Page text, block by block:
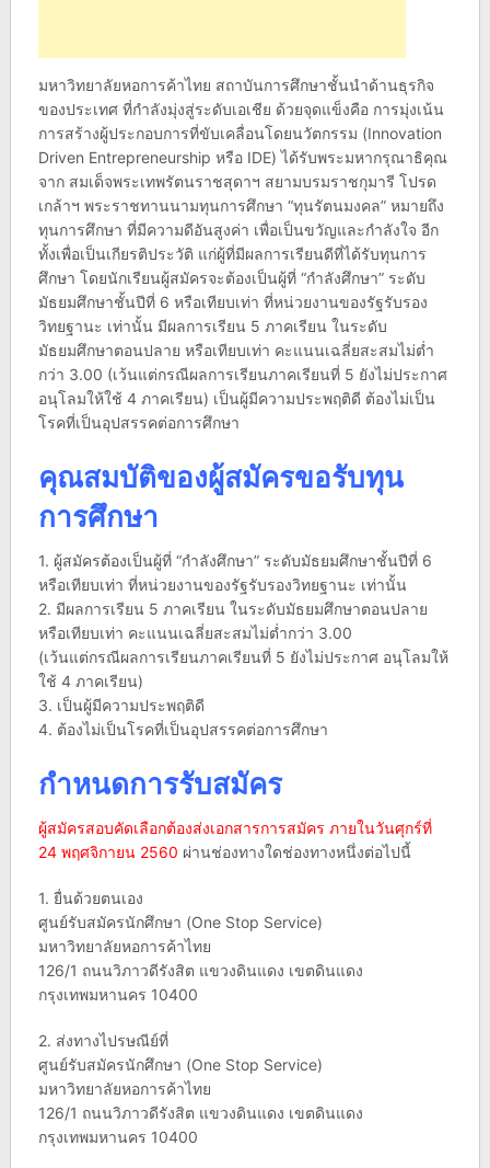
มหาวิทยาลัยหอการค้าไทย สถาบันการศึกษาชั้นนำด้านธุรกิจ
ของประเทศ ที่กำลังมุ่งสู่ระดับเอเชีย ด้วยจุดแข็งคือ การมุ่งเน้น
การสร้างผู้ประกอบการที่ขับเคลื่อนโดยนวัตกรรม (Innovation
Driven Entrepreneurship หรือ IDE) ได้รับพระมหากรุณาธิคุณ
จาก สมเด็จพระเทพรัตนราชสุดาฯ สยามบรมราชกุมารี โปรด
เกล้าฯ พระราชทานนามทุนการศึกษา “ทุนรัตนมงคล” หมายถึง
ทุนการศึกษา ที่มีความดีอันสูงค่า เพื่อเป็นขวัญและกำลังใจ อีก
ทั้งเพื่อเป็นเกียรติประวัติ แก่ผู้ที่มีผลการเรียนดีที่ได้รับทุนการ
ศึกษา โดยนักเรียนผู้สมัครจะต้องเป็นผู้ที่ “กำลังศึกษา” ระดับ
มัธยมศึกษาชั้นปีที่ 6 หรือเทียบเท่า ที่หน่วยงานของรัฐรับรอง
วิทยฐานะ เท่านั้น มีผลการเรียน 5 ภาคเรียน ในระดับ
มัธยมศึกษาตอนปลาย หรือเทียบเท่า คะแนนเฉลี่ยสะสมไม่ต่ำ
กว่า 3.00 (เว้นแต่กรณีผลการเรียนภาคเรียนที่ 5 ยังไม่ประกาศ
อนุโลมให้ใช้ 4 ภาคเรียน) เป็นผู้มีความประพฤติดี ต้องไม่เป็น
โรคที่เป็นอุปสรรคต่อการศึกษา
คุณสมบัติของผู้สมัครขอรับทุน
การศึกษา
1. ผู้สมัครต้องเป็นผู้ที่ “กำลังศึกษา” ระดับมัธยมศึกษาชั้นปีที่ 6
หรือเทียบเท่า ที่หน่วยงานของรัฐรับรองวิทยฐานะ เท่านั้น
2. มีผลการเรียน 5 ภาคเรียน ในระดับมัธยมศึกษาตอนปลาย
หรือเทียบเท่า คะแนนเฉลี่ยสะสมไม่ต่ำกว่า 3.00
(เว้นแต่กรณีผลการเรียนภาคเรียนที่ 5 ยังไม่ประกาศ อนุโลมให้
ใช้ 4 ภาคเรียน)
3. เป็นผู้มีความประพฤติดี
4. ต้องไม่เป็นโรคที่เป็นอุปสรรคต่อการศึกษา
กำหนดการรับสมัคร
ผู้สมัครสอบคัดเลือกต้องส่งเอกสารการสมัคร ภายในวันศุกร์ที่
24 พฤศจิกายน 2560 ผ่านช่องทางใดช่องทางหนึ่งต่อไปนี้
1. ยื่นด้วยตนเอง
ศูนย์รับสมัครนักศึกษา (One Stop Service)
มหาวิทยาลัยหอการค้าไทย
126/1 ถนนวิภาวดีรังสิต แขวงดินแดง เขตดินแดง
กรุงเทพมหานคร 10400
2. ส่งทางไปรษณีย์ที่
ศูนย์รับสมัครนักศึกษา (One Stop Service)
มหาวิทยาลัยหอการค้าไทย
126/1 ถนนวิภาวดีรังสิต แขวงดินแดง เขตดินแดง
กรุงเทพมหานคร 10400